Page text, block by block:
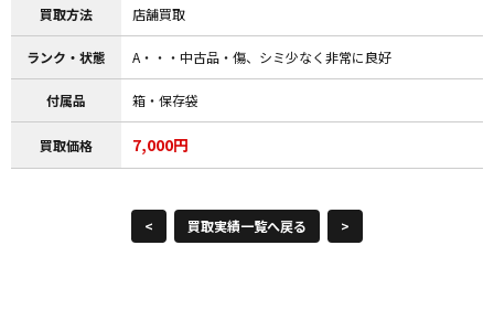
買取方法 店舗買取
ランク・状態 A・・・中古品・傷、シミ少なく非常に良好
付属品 箱・保存袋
買取価格 7,000円
< 買取実績一覧へ戻る >